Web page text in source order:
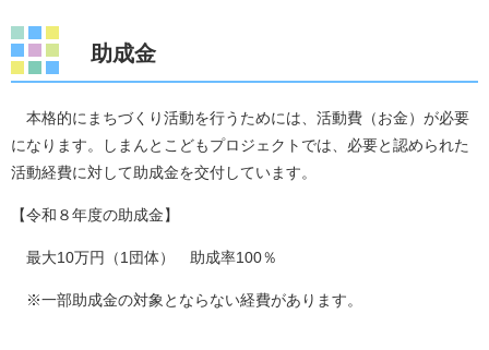
助成金
本格的にまちづくり活動を行うためには、活動費（お金）が必要
になります。しまんとこどもプロジェクトでは、必要と認められた
活動経費に対して助成金を交付しています。
【令和８年度の助成金】
最大10万円（1団体） 助成率100％
※一部助成金の対象とならない経費があります。